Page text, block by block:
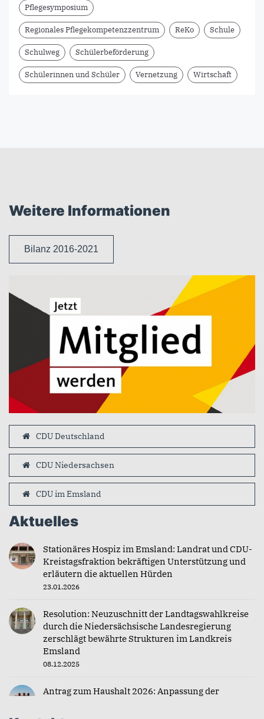
Pflegesymposium
Regionales Pflegekompetenzzentrum ReKo Schule
Schulweg Schülerbeförderung
Schülerinnen und Schüler Vernetzung Wirtschaft
Weitere Informationen
Bilanz 2016-2021
CDU Deutschland
CDU Niedersachsen
CDU im Emsland
Aktuelles
Stationäres Hospiz im Emsland: Landrat und CDU-
Kreistagsfraktion bekräftigen Unterstützung und
erläutern die aktuellen Hürden
23.01.2026
Resolution: Neuzuschnitt der Landtagswahlkreise
durch die Niedersächsische Landesregierung
zerschlägt bewährte Strukturen im Landkreis
Emsland
08.12.2025
Antrag zum Haushalt 2026: Anpassung der
04.12.2025